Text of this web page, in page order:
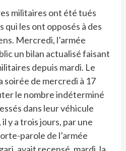
militaires ont été tués
les ont opposés à des
Mercredi, l’armée
un bilan actualisé faisant
depuis mardi. Le
soirée de mercredi à 17
le nombre indéterminé
dans leur véhicule
y a trois jours, par une
parole de l’armée